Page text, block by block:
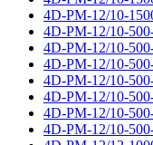
4D-PM-12/10-
4D-PM-12/10-
4D-PM-12/10-
4D-PM-12/10-
4D-PM-12/10-
4D-PM-12/10-
4D-PM-12/10-
4D-PM-12/10-